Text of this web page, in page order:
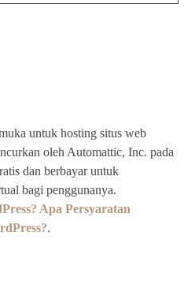
untuk hosting situs web
oleh Automattic, Inc. pada
dan berbayar untuk
bagi penggunanya.
Apa Persyaratan
.